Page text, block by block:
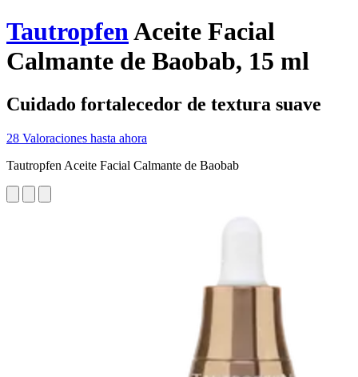
TautropfenAceite Facial
Calmante de Baobab, 15 ml
Cuidado fortalecedor de textura suave
28 Valoraciones hasta ahora
Tautropfen Aceite Facial Calmante de Baobab